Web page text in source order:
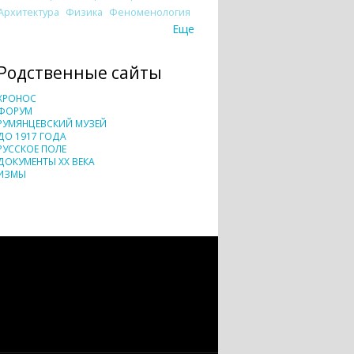
Физика Феноменология
Еще
сайты
МУЗЕЙ
1917 ГОДА
ПОЛЕ
XX ВЕКА